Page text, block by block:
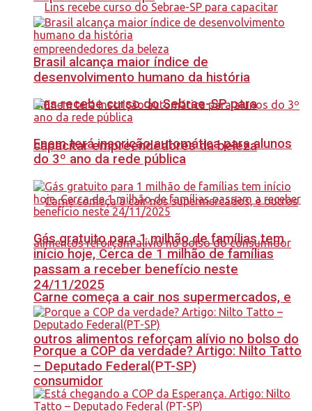
Lins recebe curso do Sebrae-SP para
capacitar empreendedores da beleza
Carne começa a cair nos supermercados, e
outros alimentos reforçam alívio no bolso do
consumidor
Brasil alcança maior índice de
desenvolvimento humano da história
Enem terá inscrição automática para alunos
do 3º ano da rede pública
Gás gratuito para 1 milhão de famílias tem
início hoje, Cerca de 1 milhão de famílias
passam a receber benefício neste
24/11/2025
Porque a COP da verdade? Artigo: Nilto Tatto
– Deputado Federal(PT-SP)